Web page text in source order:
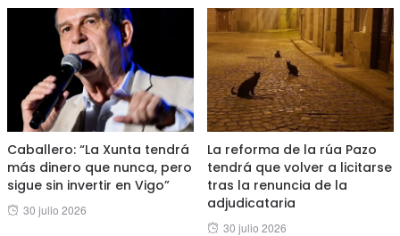
Caballero: “La Xunta tendrá
más dinero que nunca, pero
sigue sin invertir en Vigo”
Posted
30 julio 2026
La reforma de la rúa Pazo
tendrá que volver a licitarse
tras la renuncia de la
adjudicataria
Posted
30 julio 2026